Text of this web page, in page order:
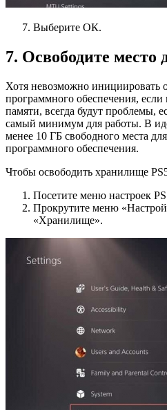
Выберите ОК.
7. Освободите место
Хотя невозможно инициировать
программного обеспечения,
памяти, всегда будут проблемы,
самый минимум для работы. В
менее 10 ГБ свободного места
программного обеспечения.
Чтобы освободить хранилище
Посетите меню настроек
Прокрутите меню
«Хранилище».